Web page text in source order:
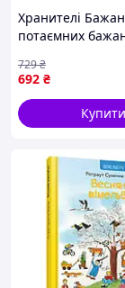
Хранителі
потаємних
КОЛІР
692 ₴
729₴
Купити